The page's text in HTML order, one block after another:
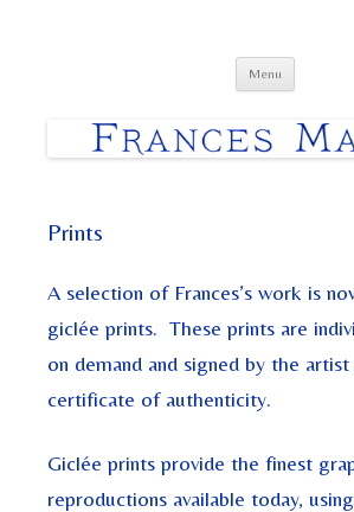
Menu
Prints
A selection of Frances’s work is
giclée prints. These prints are
on demand and signed by the
certificate of authenticity.
Giclée prints provide the finest
reproductions available today,